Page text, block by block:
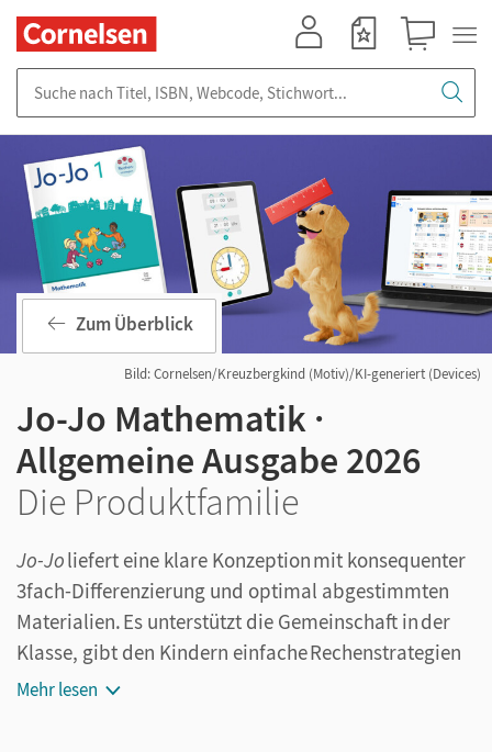
Bild: Cornelsen/Kreuzbergkind (Motiv)/KI-generiert (Devices)
Zum Überblick
Jo-Jo Mathematik ·
Allgemeine Ausgabe 2026
Die Produktfamilie
Jo-Joliefert eine klare Konzeption mit konsequenter
3fach-Differenzierung und optimal abgestimmten
Materialien. Es unterstützt die Gemeinschaft in der
Klasse, gibt den Kindern einfache Rechenstrategien
an die Hand und navigiert alle sicher durch
Mehr lesen